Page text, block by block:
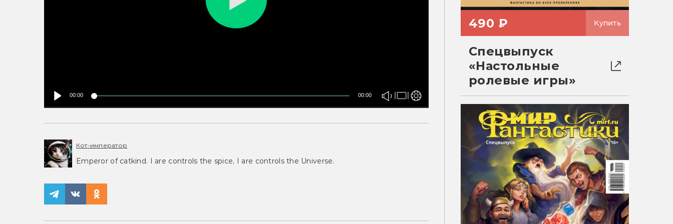
00:00 00:00
Кот-император
Emperor of catkind. I are controls the spice, I are controls the Universe.
490 ₽ Купить
Спецвыпуск
«Настольные
ролевые игры»